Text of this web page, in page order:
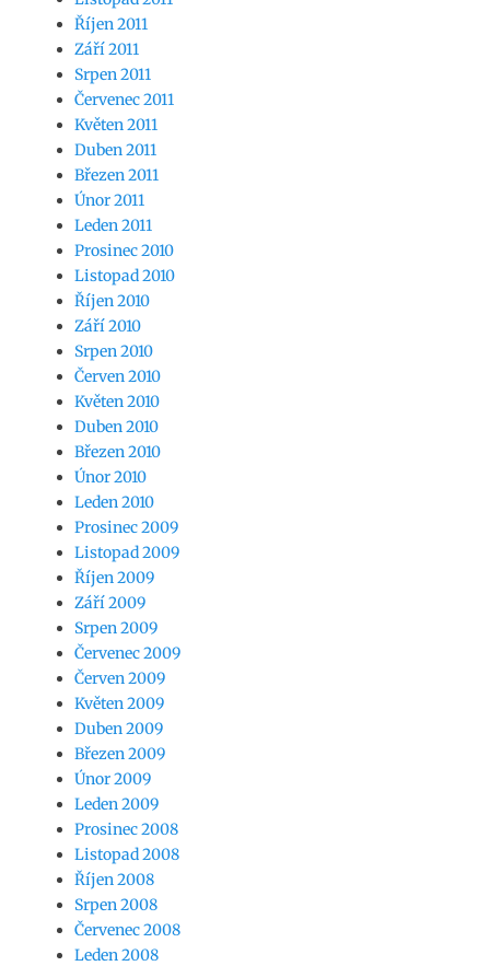
Říjen 2011
Září 2011
Srpen 2011
Červenec 2011
Květen 2011
Duben 2011
Březen 2011
Únor 2011
Leden 2011
Prosinec 2010
Listopad 2010
Říjen 2010
Září 2010
Srpen 2010
Červen 2010
Květen 2010
Duben 2010
Březen 2010
Únor 2010
Leden 2010
Prosinec 2009
Listopad 2009
Říjen 2009
Září 2009
Srpen 2009
Červenec 2009
Červen 2009
Květen 2009
Duben 2009
Březen 2009
Únor 2009
Leden 2009
Prosinec 2008
Listopad 2008
Říjen 2008
Srpen 2008
Červenec 2008
Leden 2008